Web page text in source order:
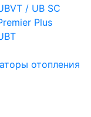
/ UB SC
Plus
отопления